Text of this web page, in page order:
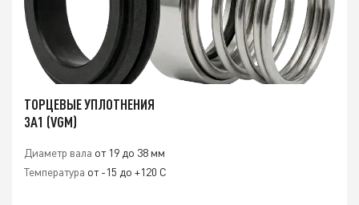
ТОРЦЕВЫЕ УПЛОТНЕНИЯ
3A1 (VGM)
Диаметр вала от 19 до 38 мм
Температура от -15 до +120 С